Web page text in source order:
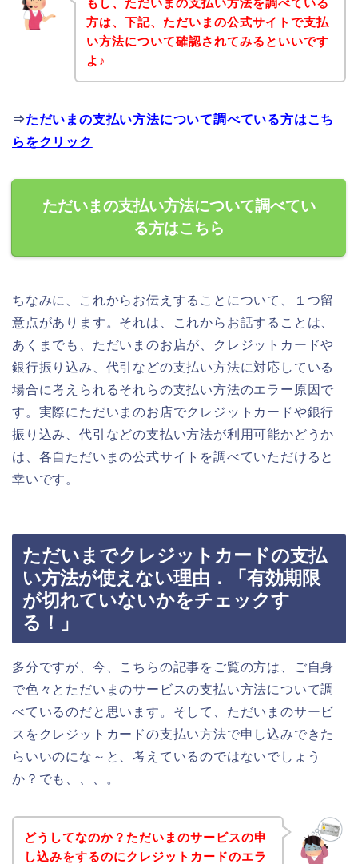
もし、ただいまの支払い方法を調べている
方は、下記、ただいまの公式サイトで支払
い方法について確認されてみるといいです
よ♪
⇒ただいまの支払い方法について調べている方はこち
らをクリック
ただいまの支払い方法について調べてい
る方はこちら
ちなみに、これからお伝えすることについて、１つ留
意点があります。それは、これからお話することは、
あくまでも、ただいまのお店が、クレジットカードや
銀行振り込み、代引などの支払い方法に対応している
場合に考えられるそれらの支払い方法のエラー原因で
す。実際にただいまのお店でクレジットカードや銀行
振り込み、代引などの支払い方法が利用可能かどうか
は、各自ただいまの公式サイトを調べていただけると
幸いです。
ただいまでクレジットカードの支払
い方法が使えない理由．「有効期限
が切れていないかをチェックす
る！」
多分ですが、今、こちらの記事をご覧の方は、ご自身
で色々とただいまのサービスの支払い方法について調
べているのだと思います。そして、ただいまのサービ
スをクレジットカードの支払い方法で申し込みできた
らいいのにな～と、考えているのではないでしょう
か？でも、、、。
どうしてなのか？ただいまのサービスの申
し込みをするのにクレジットカードのエラ